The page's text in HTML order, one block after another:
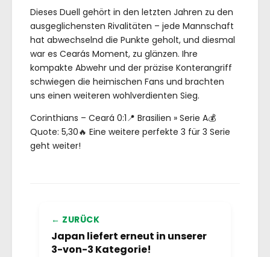
Dieses Duell gehört in den letzten Jahren zu den
ausgeglichensten Rivalitäten – jede Mannschaft
hat abwechselnd die Punkte geholt, und diesmal
war es Cearás Moment, zu glänzen. Ihre
kompakte Abwehr und der präzise Konterangriff
schwiegen die heimischen Fans und brachten
uns einen weiteren wohlverdienten Sieg.
Corinthians – Ceará 0:1📍 Brasilien » Serie A💰
Quote: 5,30🔥 Eine weitere perfekte 3 für 3 Serie
geht weiter!
← ZURÜCK
Japan liefert erneut in unserer
3-von-3 Kategorie!